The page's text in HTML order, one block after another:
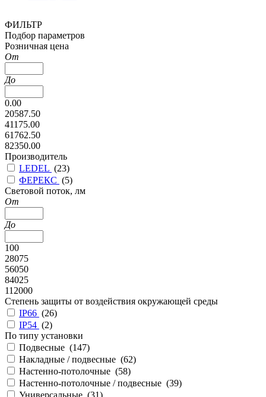
ФИЛЬТР
Подбор параметров
Розничная цена
От
До
0.00
20587.50
41175.00
61762.50
82350.00
Производитель
LEDEL (23)
ФЕРЕКС (5)
Cветовой поток, лм
От
До
100
28075
56050
84025
112000
Степень защиты от воздействия окружающей среды
IP66 (26)
IP54 (2)
По типу установки
Подвесные (147)
Накладные / подвесные (62)
Настенно-потолочные (58)
Настенно-потолочные / подвесные (39)
Универсальные (31)